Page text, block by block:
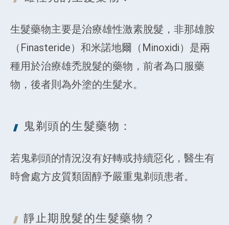
生髮藥物主要是治療雄性激素脫髮，非那雄胺
（Finasteride）和米諾地爾（Minoxidi）是兩
種用於治療雄禿脫髮的藥物，前者為口服藥
物，後者則為外塗的生髮水。
鬼剃頭的生髮藥物：
若鬼剃頭的情況沒有好轉或持續惡化，醫生有
時會處方皮質類固醇予嚴重鬼剃頭患者。
靜止期脫髮的生髮藥物？